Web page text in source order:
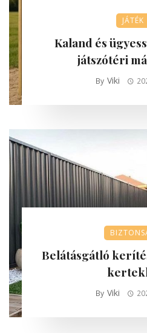
JÁTÉK
Kaland és
játszótéri
By Viki
Belátásgátló
By Viki